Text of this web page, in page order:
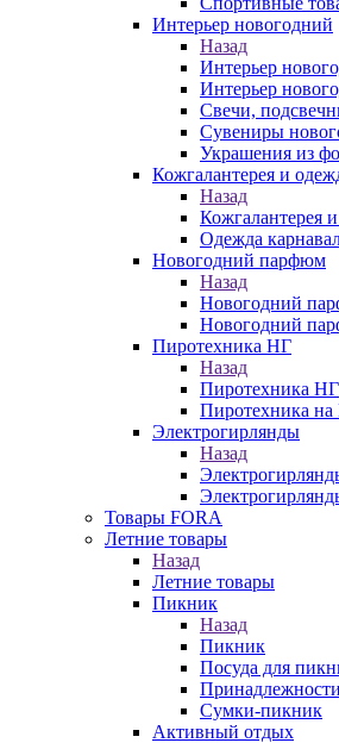
Интерьер новогодний
Назад
Интерьер
Интерьер
Свечи,
Сувениры
Украшения из
Кожгалантерея и
Назад
Кожгалантерея
Одежда
Новогодний парфюм
Назад
Новогодний
Новогодний
Пиротехника НГ
Назад
Пиротехника НГ
Пиротехника
Электрогирлянды
Назад
Товары FORA
Летние товары
Назад
Летние товары
Пикник
Назад
Пикник
Посуда для
Сумки-пикник
Активный отдых